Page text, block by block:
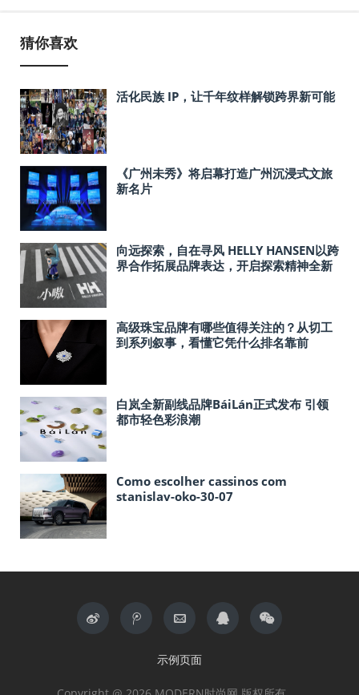
猜你喜欢
活化民族 IP，让千年纹样解锁跨界新可能
《广州未秀》将启幕打造广州沉浸式文旅
新名片
向远探索，自在寻风 HELLY HANSEN以跨
界合作拓展品牌表达，开启探索精神全新
高级珠宝品牌有哪些值得关注的？从切工
到系列叙事，看懂它凭什么排名靠前
白岚全新副线品牌BáiLán正式发布 引领
都市轻色彩浪潮
Como escolher cassinos com
stanislav-oko-30-07
示例页面